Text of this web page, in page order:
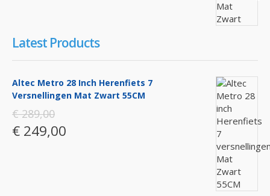
Latest Products
Altec Metro 28 Inch Herenfiets 7
Versnellingen Mat Zwart 55CM
€ 289,00
€ 249,00